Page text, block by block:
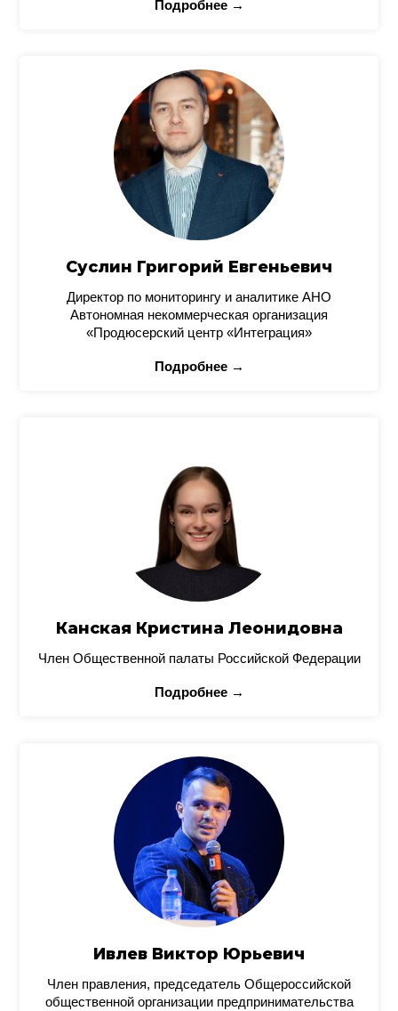
Подробнее →
Суслин Григорий Евгеньевич
Директор по мониторингу и аналитике АНО
Автономная некоммерческая организация
«Продюсерский центр «Интеграция»
Подробнее →
Канская Кристина Леонидовна
Член Общественной палаты Российской Федерации
Подробнее →
Ивлев Виктор Юрьевич
Член правления, председатель Общероссийской
общественной организации предпринимательства